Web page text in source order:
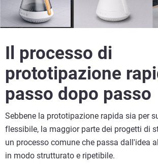
Il processo di
prototipazione
passo dopo passo
Sebbene la prototipazione rapida sia per
flessibile, la maggior parte dei progetti di
un processo comune che passa dall'idea
in modo strutturato e ripetibile.